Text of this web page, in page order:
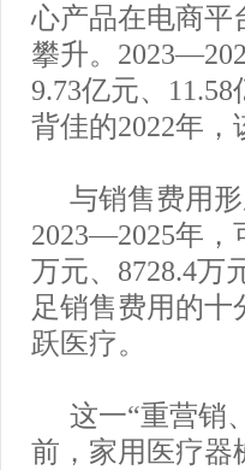
心产品在电商平
攀升。
9.73亿元、
背佳的2022年，
与销售费用
2023—2025年，
万元、8728.4万
足销售费用的
跃医疗。
这一“重营销
前，家用医疗器